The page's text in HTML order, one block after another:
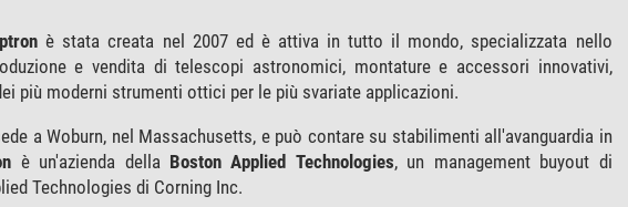
è stata creata nel 2007 ed è attiva in tutto il mondo, specializzata nello
e vendita di telescopi astronomici, montature e accessori innovativi,
più moderni strumenti ottici per le più svariate applicazioni.
a Woburn, nel Massachusetts, e può contare su stabilimenti all'avanguardia in
è un'azienda della Boston Applied Technologies, un management buyout di
Technologies di Corning Inc.